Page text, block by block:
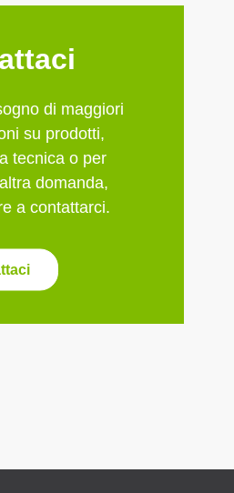
di maggiori
su prodotti,
tecnica o per
domanda,
a contattarci.